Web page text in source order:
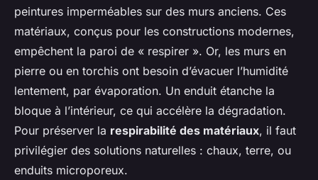
peintures imperméables sur des murs anciens. Ces
matériaux, conçus pour les constructions modernes,
empêchent la paroi de « respirer ». Or, les murs en
pierre ou en torchis ont besoin d’évacuer l’humidité
lentement, par évaporation. Un enduit étanche la
bloque à l’intérieur, ce qui accélère la dégradation.
Pour préserver la respirabilité des matériaux, il faut
privilégier des solutions naturelles : chaux, terre, ou
enduits microporeux.